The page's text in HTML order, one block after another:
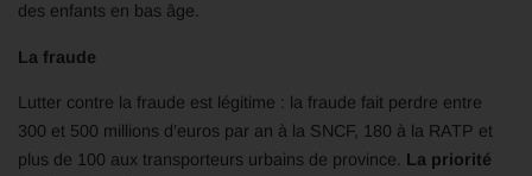
des enfants en bas âge.
La fraude
Lutter contre la fraude est légitime : la fraude fait perdre entre
300 et 500 millions d’euros par an à la SNCF, 180 à la RATP et
plus de 100 aux transporteurs urbains de province. La priorité